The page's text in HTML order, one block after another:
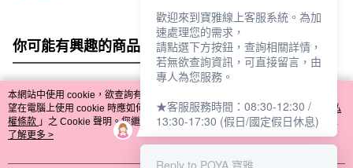
你可能有興趣的商品 全站排行
熱門標籤
本網站中使用 cookie，欲查詢有關本網站使用 cookie 方式之詳情，及若您不希
望在電腦上使用 cookie 時應如何變更電腦的 cookie 設定，請參閱本網站「
隱私
權條款 」之 Cookie 聲明。您繼續使用本網站即表示您同意本公司得按本網站使
用條款之 Cookie 聲明使用 cookie。
了解更多 >
歡迎來到寶雅線上客服系統。為加
速處理您的需求，
請點選下方按鈕，查詢相關詳情，
若無欲查詢資訊，可直接留言，由
專人為您服務。
★客服服務時間：08:30-12:30 /
13:30-17:30 (假日/國定假日休息)
Reply to POYA 寶雅